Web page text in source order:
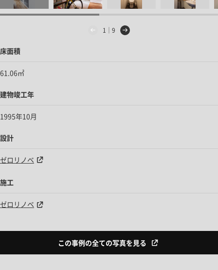
1｜9
床面積
61.06㎡
建物竣工年
1995年10月
設計
ゼロリノベ
施工
ゼロリノベ
この事例の全ての写真を見る